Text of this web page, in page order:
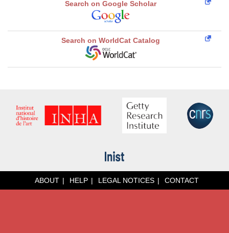
Search on Google Scholar
Search on WorldCat Catalog
ABOUT HELP LEGAL NOTICES CONTACT